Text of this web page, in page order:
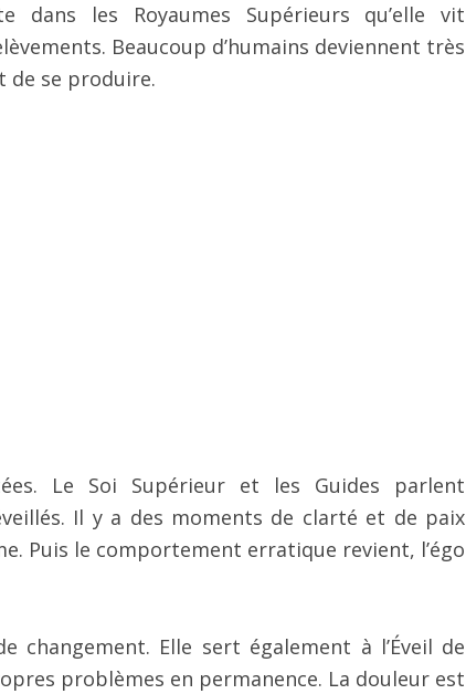
dans les Royaumes Supérieurs qu’elle vit
Beaucoup d’humains deviennent très
de se produire.
Le Soi Supérieur et les Guides parlent
Il y a des moments de clarté et de paix
Puis le comportement erratique revient, l’égo
changement. Elle sert également à l’Éveil de
problèmes en permanence. La douleur est